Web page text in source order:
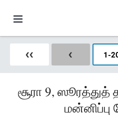
❮❮ ❮ 1-
சூரா 9, ஸூரத்துத்
மன்னிப்பு